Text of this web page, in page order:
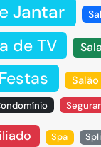
Jantar
de TV
Spa